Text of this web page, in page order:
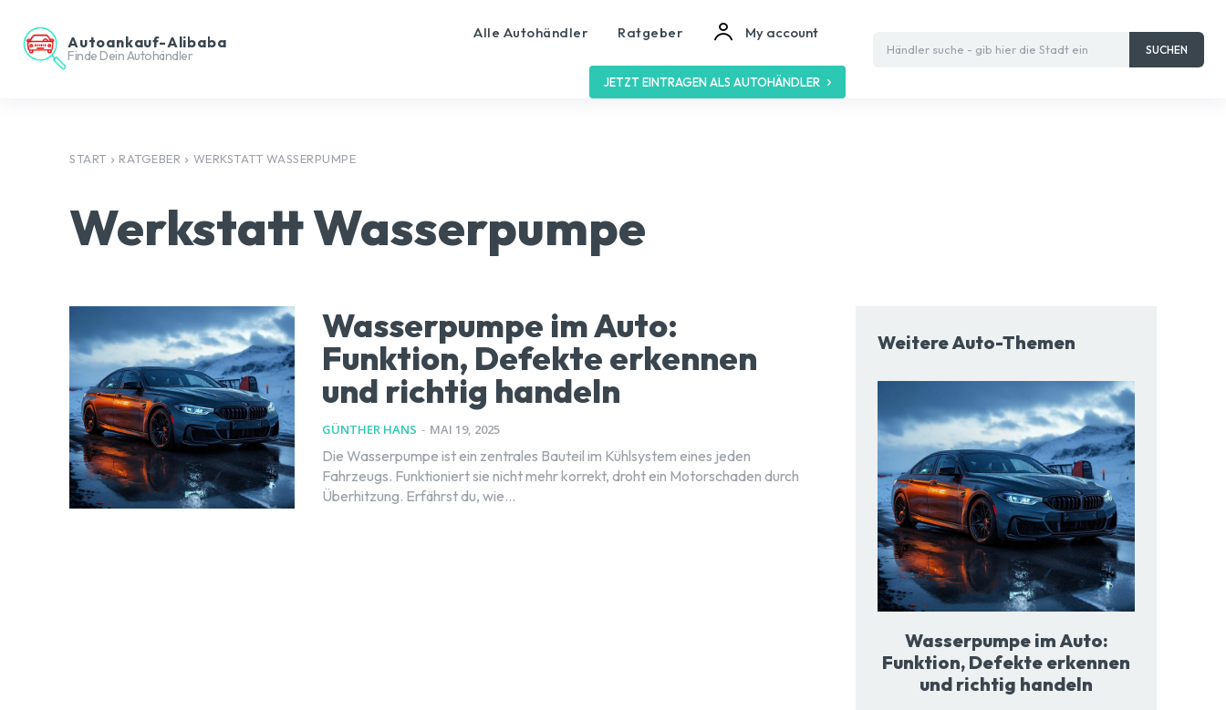
Autoankauf-Alibaba
Finde Dein Autohändler
Alle Autohändler Ratgeber My account
JETZT EINTRAGEN ALS AUTOHÄNDLER
Händler suche - gib hier die Stadt ein SUCHEN
START RATGEBER WERKSTATT WASSERPUMPE
Werkstatt Wasserpumpe
Wasserpumpe im Auto:
Funktion, Defekte erkennen
und richtig handeln
GÜNTHER HANS - MAI 19, 2025
Die Wasserpumpe ist ein zentrales Bauteil im Kühlsystem eines jeden
Fahrzeugs. Funktioniert sie nicht mehr korrekt, droht ein Motorschaden durch
Überhitzung. Erfährst du, wie...
Weitere Auto-Themen
Wasserpumpe im Auto:
Funktion, Defekte erkennen
und richtig handeln